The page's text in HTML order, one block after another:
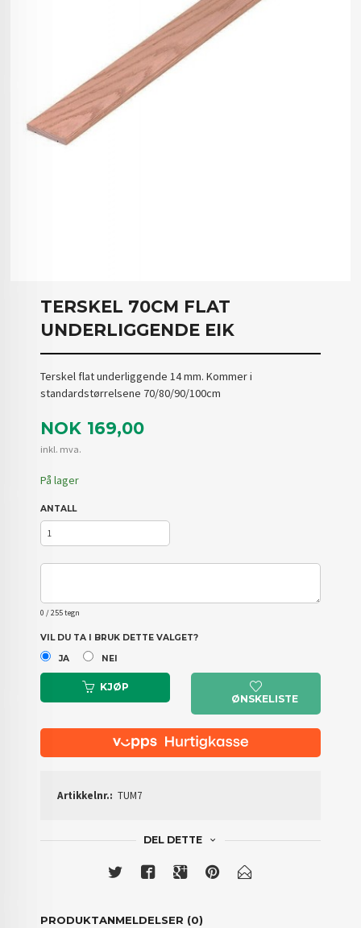
TERSKEL 70CM FLAT
UNDERLIGGENDE EIK
Terskel flat underliggende 14 mm. Kommer i
standardstørrelsene 70/80/90/100cm
Pris
NOK 169,00
inkl. mva.
På lager
ANTALL
0 / 255 tegn
VIL DU TA I BRUK DETTE VALGET?
JA
NEI
KJØP
ØNSKELISTE
Artikkelnr.: TUM7
DEL DETTE
PRODUKTANMELDELSER (0)